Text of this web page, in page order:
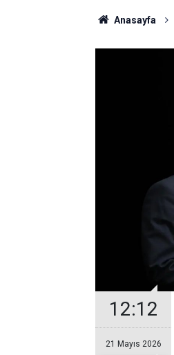
Anasayfa
12:12
21 Mayıs 2026